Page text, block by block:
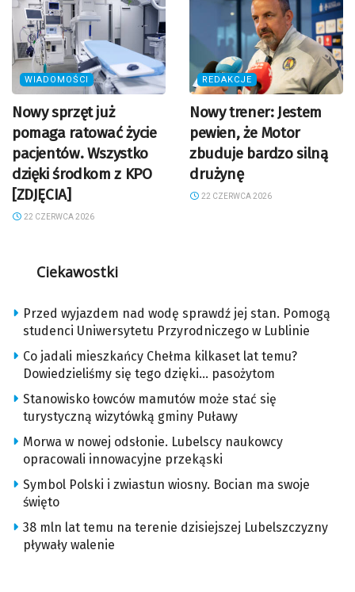
WIADOMOŚCI
Nowy sprzęt już
pomaga ratować życie
pacjentów. Wszystko
dzięki środkom z KPO
[ZDJĘCIA]
22 CZERWCA 2026
REDAKCJE
Nowy trener: Jestem
pewien, że Motor
zbuduje bardzo silną
drużynę
22 CZERWCA 2026
Ciekawostki
Przed wyjazdem nad wodę sprawdź jej stan. Pomogą
studenci Uniwersytetu Przyrodniczego w Lublinie
Co jadali mieszkańcy Chełma kilkaset lat temu?
Dowiedzieliśmy się tego dzięki… pasożytom
Stanowisko łowców mamutów może stać się
turystyczną wizytówką gminy Puławy
Morwa w nowej odsłonie. Lubelscy naukowcy
opracowali innowacyjne przekąski
Symbol Polski i zwiastun wiosny. Bocian ma swoje
święto
38 mln lat temu na terenie dzisiejszej Lubelszczyzny
pływały walenie